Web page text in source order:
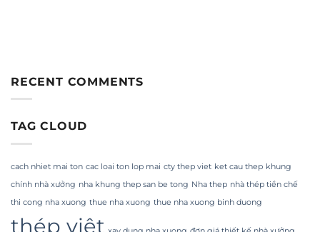
RECENT COMMENTS
TAG CLOUD
cach nhiet mai ton cac loai ton lop mai cty thep viet ket cau thep khung
chính nhà xưởng nha khung thep san be tong Nha thep nhà thép tiền chế
thi cong nha xuong thue nha xuong thue nha xuong binh duong
thép việt